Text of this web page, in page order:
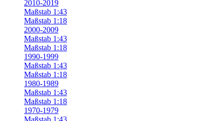
2010-2019
Maßstab 1:43
Maßstab 1:18
2000-2009
Maßstab 1:43
Maßstab 1:18
1990-1999
Maßstab 1:43
Maßstab 1:18
1980-1989
Maßstab 1:43
Maßstab 1:18
1970-1979
Maßstab 1:43